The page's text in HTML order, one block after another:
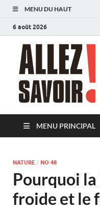
MENU DU HAUT
6 août 2026
MENU PRINCIPAL
NATURE / NO 48
Pourquoi
froide et le